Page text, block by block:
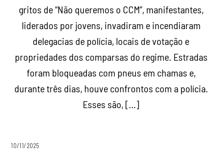
gritos de “Não queremos o CCM”, manifestantes,
liderados por jovens, invadiram e incendiaram
delegacias de polícia, locais de votação e
propriedades dos comparsas do regime. Estradas
foram bloqueadas com pneus em chamas e,
durante três dias, houve confrontos com a polícia.
Esses são, […]
10/11/2025